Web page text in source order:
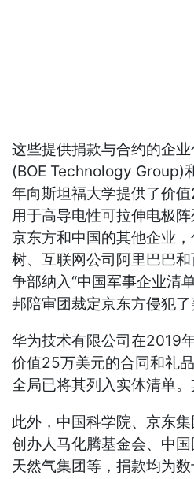
这些提供捐款与合约的企
(BOE Technology Group)
年向斯坦福大学提供了价
用于高导电性可拉伸电极
京东方和中国的其他企业
树、互联网公司阿里巴巴
争部纳入“中国军事企业清
邦陪审团裁定京东方侵犯了
华为技术有限公司在2019
价值25万美元的合同和礼
全局已将其列入实体清单。
此外，中国科学院、京东
创办人马化腾基金会、中
天然气集团等，捐款均为